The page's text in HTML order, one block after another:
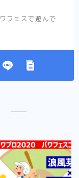
フェスで遊んで